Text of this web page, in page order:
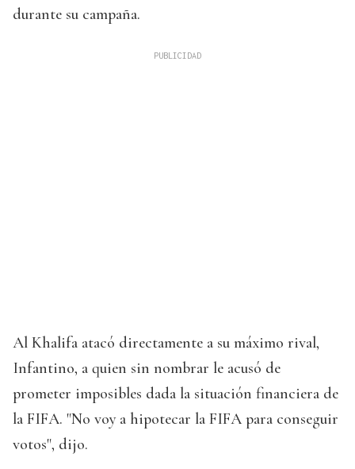
durante su campaña.
Al Khalifa atacó directamente a su máximo rival,
Infantino, a quien sin nombrar le acusó de
prometer imposibles dada la situación financiera de
la FIFA. "No voy a hipotecar la FIFA para conseguir
votos", dijo.